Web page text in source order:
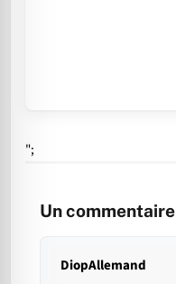
";
Un commentaire
DiopAllemand